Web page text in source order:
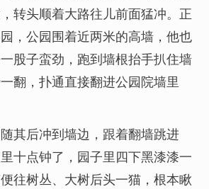
转头顺着大路往儿前面猛冲。正
，公园围着近两米的高墙，他也
股子蛮劲，跑到墙根抬手扒住墙
翻，扑通直接翻进公园院墙里
其后冲到墙边，跟着翻墙跳进
十点钟了，园子里四下黑漆漆一
往树丛、大树后头一猫，根本瞅